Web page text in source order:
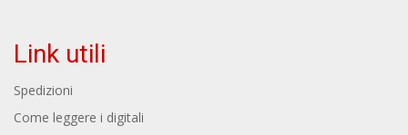
Link utili
Spedizioni
Come leggere i digitali